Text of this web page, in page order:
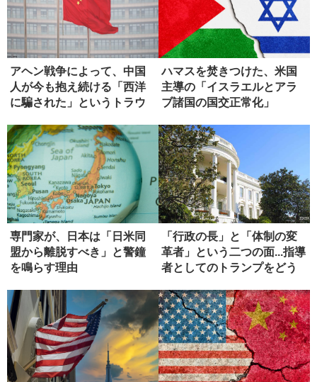
アヘン戦争によって、中国
人が今も抱え続ける「西洋
に騙された」というトラウ
ハマスを焚きつけた、米国
主導の「イスラエルとアラ
ブ諸国の国交正常化」
専門家が、日本は「日米同
盟から離脱すべき」と警鐘
を鳴らす理由
「行政の長」と「体制の変
革者」という二つの面...指導
者としてのトランプをどう